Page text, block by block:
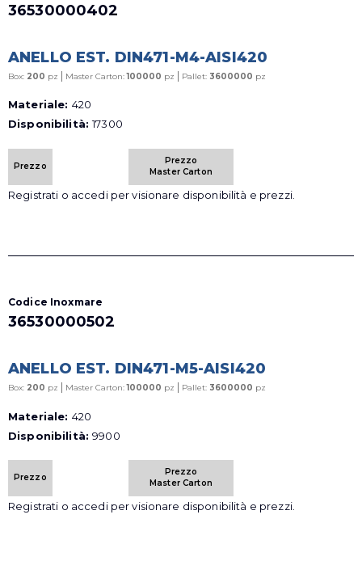
36530000402
ANELLO EST. DIN471-M4-AISI420
Box: 200 pz | Master Carton:100000 pz | Pallet: 3600000 pz
Materiale: 420
Disponibilità:17300
Prezzo
Prezzo
Master Carton
Registrati o accedi per visionare disponibilità e prezzi.
Codice Inoxmare
36530000502
ANELLO EST. DIN471-M5-AISI420
Box: 200 pz | Master Carton:100000 pz | Pallet: 3600000 pz
Materiale: 420
Disponibilità:9900
Prezzo
Prezzo
Master Carton
Registrati o accedi per visionare disponibilità e prezzi.